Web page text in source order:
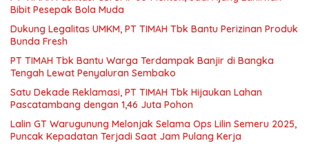
Bibit Pesepak Bola Muda
Dukung Legalitas UMKM, PT TIMAH Tbk Bantu Perizinan Produk
Bunda Fresh
PT TIMAH Tbk Bantu Warga Terdampak Banjir di Bangka
Tengah Lewat Penyaluran Sembako
Satu Dekade Reklamasi, PT TIMAH Tbk Hijaukan Lahan
Pascatambang dengan 1,46 Juta Pohon
Lalin GT Warugunung Melonjak Selama Ops Lilin Semeru 2025,
Puncak Kepadatan Terjadi Saat Jam Pulang Kerja